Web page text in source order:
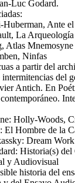
Luc Godard.
Huberman, Ante
La Arqueología
Atlas Mnemosyne
Ninfas
a partir del
del
Antich. En
Holly-Woods,
El Hombre de la
Dream Work
Historia(s) del
y Audiovisual
historia del